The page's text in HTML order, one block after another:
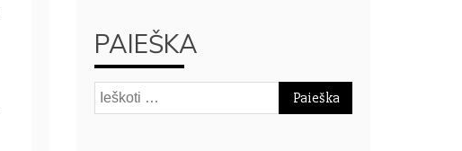
PAIEŠKA
Ieškoti: